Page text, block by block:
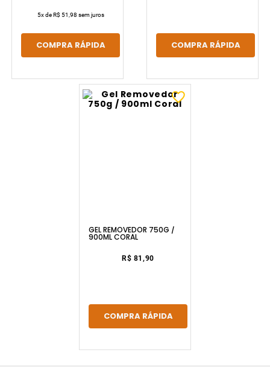
5x deR$ 51,98 sem juros
COMPRA RÁPIDA COMPRA RÁPIDA
GEL REMOVEDOR 750G /
900ML CORAL
R$ 81,90
COMPRA RÁPIDA